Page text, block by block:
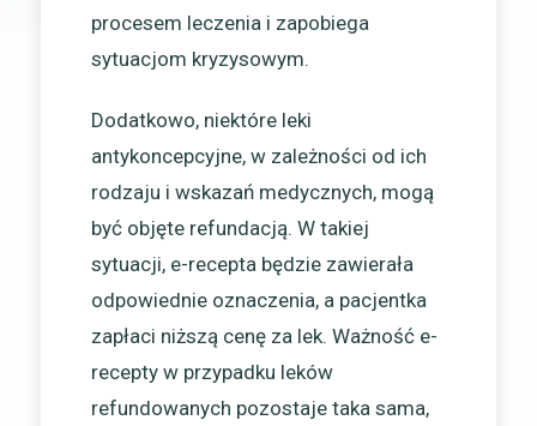
procesem leczenia i zapobiega
sytuacjom kryzysowym.
Dodatkowo, niektóre leki
antykoncepcyjne, w zależności od ich
rodzaju i wskazań medycznych, mogą
być objęte refundacją. W takiej
sytuacji, e-recepta będzie zawierała
odpowiednie oznaczenia, a pacjentka
zapłaci niższą cenę za lek. Ważność e-
recepty w przypadku leków
refundowanych pozostaje taka sama,